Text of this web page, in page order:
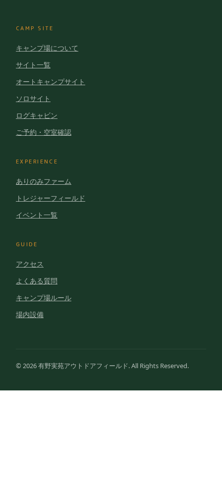
CAMP SITE
キャンプ場について
サイト一覧
オートキャンプサイト
ソロサイト
ログキャビン
ご予約・空室確認
EXPERIENCE
ありのみファーム
トレジャーフィールド
イベント一覧
GUIDE
アクセス
よくある質問
キャンプ場ルール
場内設備
© 2026 有野実苑アウトドアフィールド. All Rights Reserved.